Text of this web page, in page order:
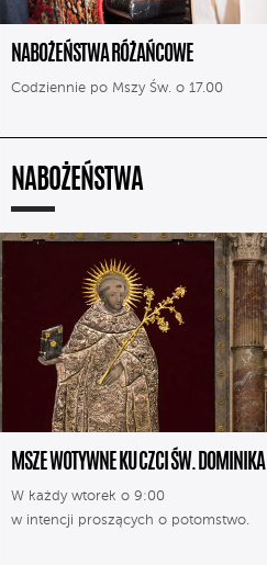
NABOŻEŃSTWA RÓŻAŃCOWE
Codziennie po Mszy Św. o 17.00
NABOŻEŃSTWA
MSZE WOTYWNE KU CZCI ŚW. DOMINIKA
W każdy wtorek o 9:00
w intencji proszących o potomstwo.